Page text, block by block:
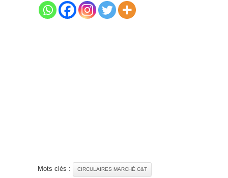
Mots clés : CIRCULAIRES MARCHÉ C&T